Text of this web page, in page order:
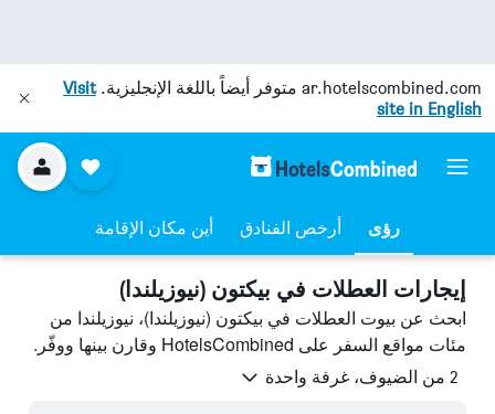
ar.hotelscombined.com متوفر أيضاً باللغة الإنجليزية.Visit
site in English
رؤى أرخص الفنادق أين مكان الإقامة
إيجارات العطلات في بيكتون (نيوزيلندا)
ابحث عن بيوت العطلات في بيكتون (نيوزيلندا)، نيوزيلندا من
مئات مواقع السفر على HotelsCombined وقارن بينها ووفّر.
2 من الضيوف، غرفة واحدة